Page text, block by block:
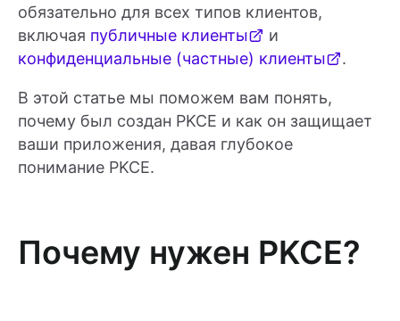
обязательно для всех типов клиентов,
включая публичные клиенты
и
конфиденциальные (частные) клиенты
.
В этой статье мы поможем вам понять,
почему был создан PKCE и как он защищает
ваши приложения, давая глубокое
понимание PKCE.
Почему нужен PKCE?